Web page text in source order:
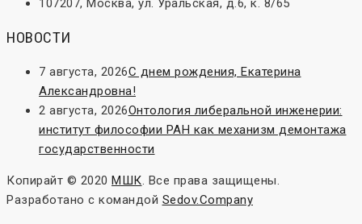
107207, Москва, ул. Уральская, д.6, к. 8/65
НОВОСТИ
7 августа, 2026С днем рождения, Екатерина
Александровна!
2 августа, 2026Онтология либеральной инженерии:
институт философии РАН как механизм демонтажа
государственности
Копирайт © 2020 МШК. Все права защищены.
Разработано с командой Sedov.Company